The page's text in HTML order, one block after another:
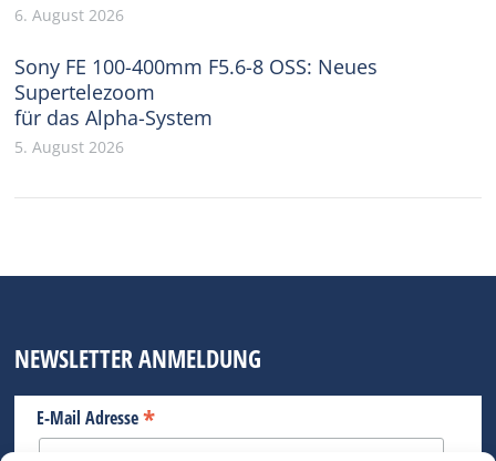
6. August 2026
Sony FE 100-400mm F5.6-8 OSS: Neues
Supertelezoom
für das Alpha-System
5. August 2026
NEWSLETTER ANMELDUNG
E-Mail Adresse*